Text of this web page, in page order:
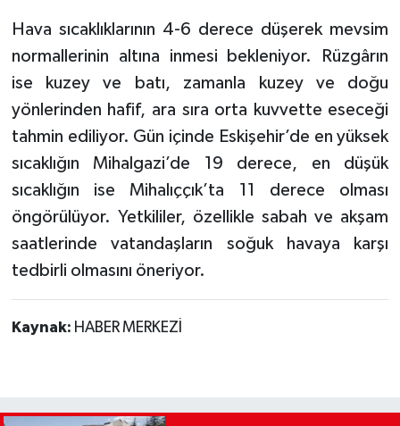
Hava sıcaklıklarının 4-6 derece düşerek mevsim
normallerinin altına inmesi bekleniyor. Rüzgârın
ise kuzey ve batı, zamanla kuzey ve doğu
yönlerinden hafif, ara sıra orta kuvvette eseceği
tahmin ediliyor. Gün içinde Eskişehir’de en yüksek
sıcaklığın Mihalgazi’de 19 derece, en düşük
sıcaklığın ise Mihalıççık’ta 11 derece olması
öngörülüyor. Yetkililer, özellikle sabah ve akşam
saatlerinde vatandaşların soğuk havaya karşı
tedbirli olmasını öneriyor.
Kaynak: HABER MERKEZİ